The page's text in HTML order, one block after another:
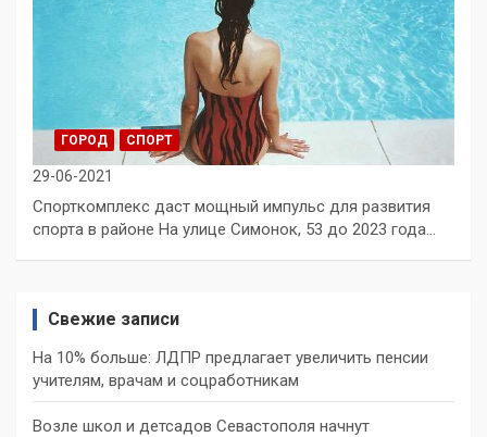
ГОРОД СПОРТ
29-06-2021
Спорткомплекс даст мощный импульс для развития
спорта в районе На улице Симонок, 53 до 2023 года…
Свежие записи
На 10% больше: ЛДПР предлагает увеличить пенсии
учителям, врачам и соцработникам
Возле школ и детсадов Севастополя начнут